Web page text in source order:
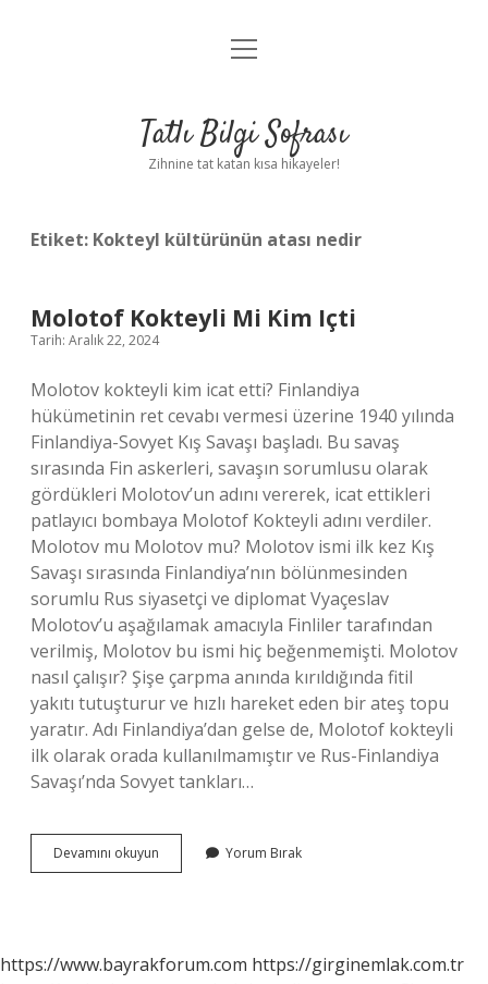
Anasayfa
Yasal Uyarı
menüyü
Tatlı Bilgi Sofrası
Zihnine tat katan kısa hikayeler!
Etiket: Kokteyl kültürünün atası nedir
Molotof Kokteyli Mi Kim Içti
Tarih: Aralık 22, 2024
Molotov kokteyli kim icat etti? Finlandiya
hükümetinin ret cevabı vermesi üzerine 1940 yılında
Finlandiya-Sovyet Kış Savaşı başladı. Bu savaş
sırasında Fin askerleri, savaşın sorumlusu olarak
gördükleri Molotov’un adını vererek, icat ettikleri
patlayıcı bombaya Molotof Kokteyli adını verdiler.
Molotov mu Molotov mu? Molotov ismi ilk kez Kış
Savaşı sırasında Finlandiya’nın bölünmesinden
sorumlu Rus siyasetçi ve diplomat Vyaçeslav
Molotov’u aşağılamak amacıyla Finliler tarafından
verilmiş, Molotov bu ismi hiç beğenmemişti. Molotov
nasıl çalışır? Şişe çarpma anında kırıldığında fitil
yakıtı tutuşturur ve hızlı hareket eden bir ateş topu
yaratır. Adı Finlandiya’dan gelse de, Molotof kokteyli
ilk olarak orada kullanılmamıştır ve Rus-Finlandiya
Savaşı’nda Sovyet tankları…
Devamını okuyun Molotof
Kokteyli
Yorum Bırak
https://www.bayrakforum.com https://girginemlak.com.tr